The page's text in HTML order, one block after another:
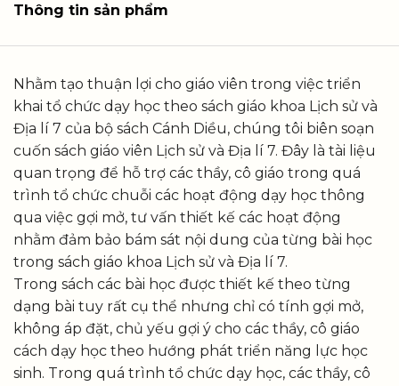
Thông tin sản phẩm
Nhằm tạo thuận lợi cho giáo viên trong việc triển
khai tổ chức dạy học theo sách giáo khoa Lịch sử và
Địa lí 7 của bộ sách Cánh Diều, chúng tôi biên soạn
cuốn sách giáo viên Lịch sử và Địa lí 7. Đây là tài liệu
quan trọng để hỗ trợ các thầy, cô giáo trong quá
trình tổ chức chuỗi các hoạt động dạy học thông
qua việc gợi mở, tư vấn thiết kế các hoạt động
nhằm đảm bảo bám sát nội dung của từng bài học
trong sách giáo khoa Lịch sử và Địa lí 7.
Trong sách các bài học được thiết kế theo từng
dạng bài tuy rất cụ thể nhưng chỉ có tính gợi mở,
không áp đặt, chủ yếu gợi ý cho các thầy, cô giáo
cách dạy học theo hướng phát triển năng lực học
sinh. Trong quá trình tổ chức dạy học, các thầy, cô